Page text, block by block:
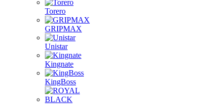
Torero
GRIPMAX
Unistar
Kingnate
KingBoss